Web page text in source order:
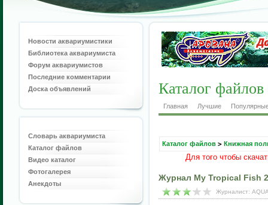
Новости аквариумистики
Библиотека аквариумиста
Форум аквариумистов
Последние комментарии
Доска объявлений
Словарь аквариумиста
Каталог файлов
Видео каталог
Фотогалерея
Анекдоты
Каталог файлов
Главная Лучшие
Каталог файлов > Книжная
Для того чтобы
Журнал My Tropical Fish
Журналист: